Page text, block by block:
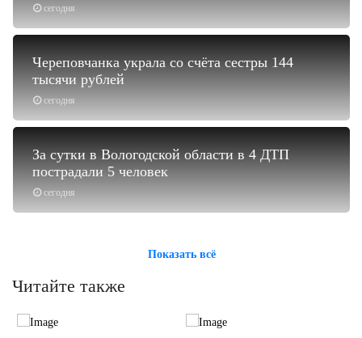
сегодня
сегодня
Череповчанка украла со счёта сестры 144
тысячи рублей
сегодня
За сутки в Вологодской области в 4 ДТП
пострадали 5 человек
Показать всё
Читайте также